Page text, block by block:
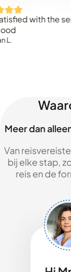
with the service
Meer dan
Van
bij elke stap,
reis en de